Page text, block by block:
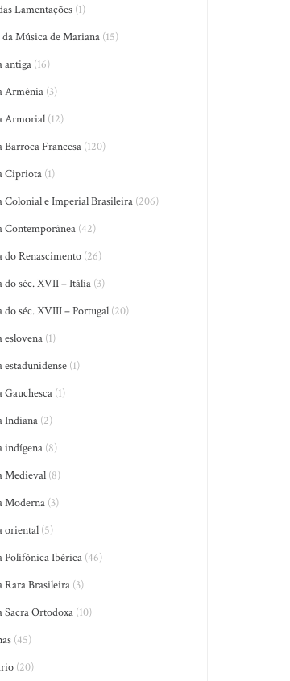
Lamentações (1)
Música de Mariana (15)
antiga (16)
Armênia (3)
Armorial (12)
Barroca Francesa (120)
Cipriota (1)
Colonial e Imperial Brasileira (206)
Contemporânea (42)
do Renascimento (26)
do séc. XVII – Itália (3)
do séc. XVIII – Portugal (20)
eslovena (1)
estadunidense (1)
Gauchesca (1)
Indiana (2)
indígena (8)
Medieval (8)
Moderna (3)
oriental (5)
Polifônica Ibérica (46)
Rara Brasileira (3)
Sacra Ortodoxa (10)
(45)
(20)